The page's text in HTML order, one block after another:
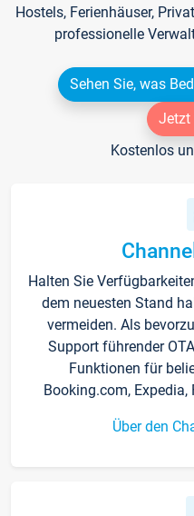
Hostels, Ferienhäuser,
professionelle
Sehen Sie, was
Jetzt
Kostenlos
Halten Sie
dem neuesten Stand
vermeiden. Als
Support führender
Funktionen für
Booking.com, Expedia,
Über den